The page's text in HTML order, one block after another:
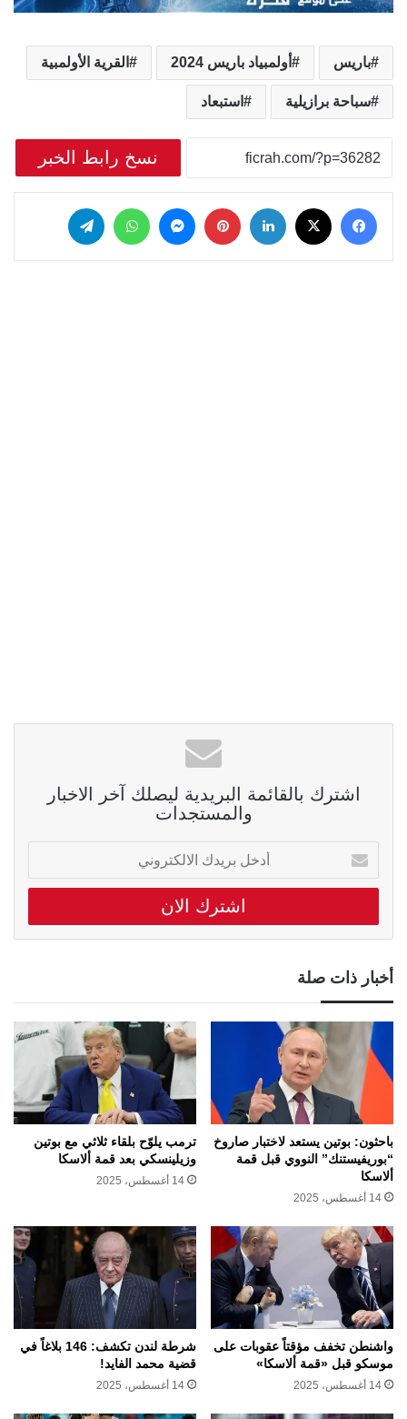
باريس أولمبياد باريس 2024 القرية الأولمبية
سباحة برازيلية استبعاد
نسخ رابط الخبر
فيسبوك لينكدإن بينتيريست
ماسنجر واتساب
اشترك بالقائمة البريدية ليصلك آخر الاخبار
والمستجدات
أدخل
بريدك
الالكتروني
أخبار ذات صلة
باحثون: بوتين يستعد لاختبار صاروخ
“بوريفيستنك” النووي قبل قمة
ألاسكا
14 أغسطس، 2025
ترمب يلوّح بلقاء ثلاثي مع بوتين
وزيلينسكي بعد قمة ألاسكا
14 أغسطس، 2025
واشنطن تخفف مؤقتاً عقوبات على
موسكو قبل «قمة ألاسكا»
14 أغسطس، 2025
شرطة لندن تكشف: 146 بلاغاً في
قضية محمد الفايد!
14 أغسطس، 2025